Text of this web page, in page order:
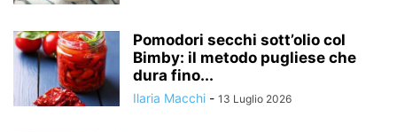
Pomodori secchi sott’olio col
Bimby: il metodo pugliese che
dura fino...
Ilaria Macchi - 13 Luglio 2026